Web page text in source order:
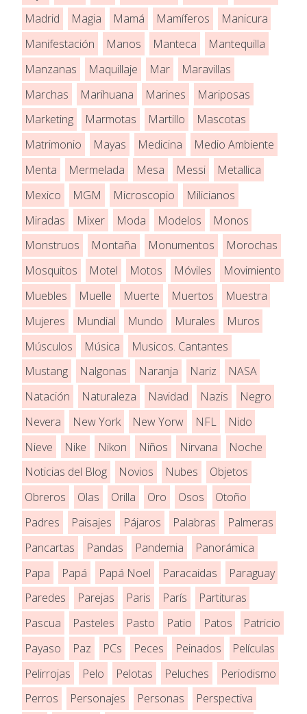
Madrid
Magia Mamá Mamíferos
Manicura
Manifestación
Manos Manteca
Mantequilla
Manzanas
Maquillaje Mar
Maravillas
Marchas
Marihuana Marines
Mariposas
Marketing
Marmotas Martillo
Mascotas
Matrimonio
Mayas Medicina
Medio Ambiente
Menta
Mermelada Mesa Messi
Metallica
Mexico
MGM Microscopio
Milicianos
Miradas
Mixer Moda Modelos
Monos
Monstruos
Montaña Monumentos
Morochas
Mosquitos
Motel Motos Móviles
Movimiento
Muebles
Muelle Muerte Muertos
Muestra
Mujeres
Mundial Mundo Murales
Muros
Músculos
Música
Musicos. Cantantes
Mustang
Nalgonas Naranja Nariz
NASA
Natación
Naturaleza Navidad Nazis
Negro
Nevera
New York New Yorw NFL
Nido
Nieve
Nike Nikon Niños Nirvana
Noche
Noticias del Blog
Novios Nubes
Objetos
Obreros
Olas Orilla Oro Osos
Otoño
Padres
Paisajes Pájaros Palabras
Palmeras
Pancartas
Pandas Pandemia
Panorámica
Papa
Papá Papá Noel Paracaidas
Paraguay
Paredes
Parejas Paris París
Partituras
Pascua
Pasteles Pasto Patio Patos
Patricio
Payaso
Paz PCs Peces Peinados
Películas
Pelirrojas
Pelo Pelotas Peluches
Periodismo
Perros
Personajes Personas
Perspectiva